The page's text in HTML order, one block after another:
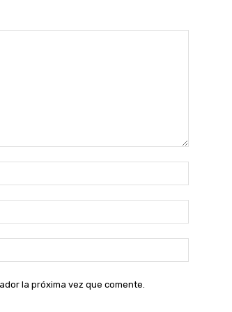
web:
la próxima vez que comente.